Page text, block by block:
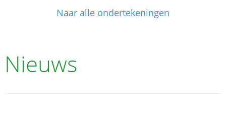
Naar alle ondertekeningen
Nieuws